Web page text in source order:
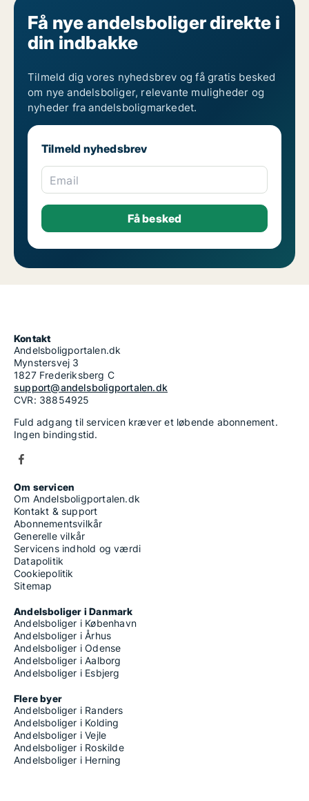
Få nye andelsboliger direkte i
din indbakke
Tilmeld dig vores nyhedsbrev og få gratis besked
om nye andelsboliger, relevante muligheder og
nyheder fra andelsboligmarkedet.
Tilmeld nyhedsbrev
Email
Kontakt
Andelsboligportalen.dk
Mynstersvej 3
1827 Frederiksberg C
support@andelsboligportalen.dk
CVR: 38854925
Fuld adgang til servicen kræver et løbende abonnement.
Ingen bindingstid.
Om servicen
Om Andelsboligportalen.dk
Kontakt & support
Abonnementsvilkår
Generelle vilkår
Servicens indhold og værdi
Datapolitik
Cookiepolitik
Sitemap
Andelsboliger i Danmark
Andelsboliger i København
Andelsboliger i Århus
Andelsboliger i Odense
Andelsboliger i Aalborg
Andelsboliger i Esbjerg
Flere byer
Andelsboliger i Randers
Andelsboliger i Kolding
Andelsboliger i Vejle
Andelsboliger i Roskilde
Andelsboliger i Herning